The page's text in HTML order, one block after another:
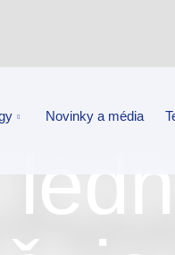
Novinky a média